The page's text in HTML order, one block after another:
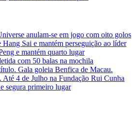
anulam-se em jogo com oito golos
Sai e mantém perseguição ao líder
e mantém quarto lugar
com 50 balas na mochila
Gala goleia Benfica de Macau.
Até 4 de Julho na Fundação Rui Cunha
segura primeiro lugar